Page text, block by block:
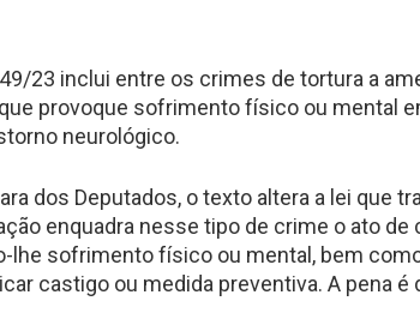
23 inclui entre os crimes de tortura a
provoque sofrimento físico ou mental
neurológico.
dos Deputados, o texto altera a lei que
enquadra nesse tipo de crime o ato
lhe sofrimento físico ou mental, bem
castigo ou medida preventiva. A pena é